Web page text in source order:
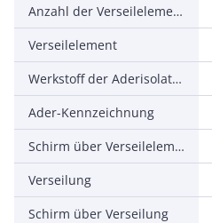
Anzahl der Verseilelemente
Verseilelement
Werkstoff der Aderisolation
Ader-Kennzeichnung
Schirm über Verseilelement
Verseilung
Schirm über Verseilung